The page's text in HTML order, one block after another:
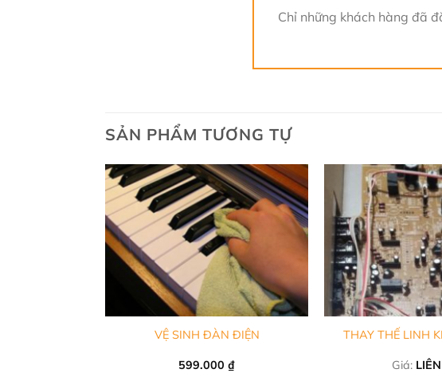
Chỉ những khách hàng đã
SẢN PHẨM TƯƠNG TỰ
VỆ SINH ĐÀN ĐIỆN
599.000 ₫
+
THAY THẾ LINH
Giá: